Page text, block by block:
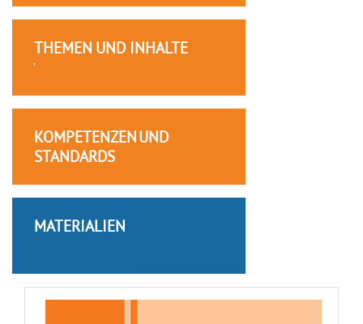
THEMEN UND INHALTE
KOMPETENZEN UND
STANDARDS
MATERIALIEN